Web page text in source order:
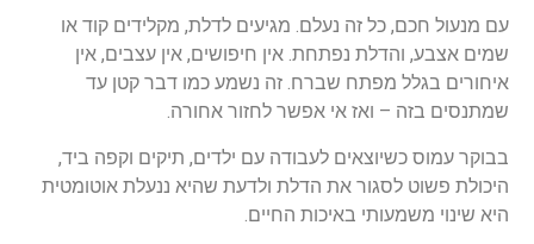
עם מנעול חכם, כל זה נעלם. מגיעים לדלת, מקלידים קוד או
שמים אצבע, והדלת נפתחת. אין חיפושים, אין עצבים, אין
איחורים בגלל מפתח שברח. זה נשמע כמו דבר קטן עד
שמתנסים בזה – ואז אי אפשר לחזור אחורה.
בבוקר עמוס כשיוצאים לעבודה עם ילדים, תיקים וקפה ביד,
היכולת פשוט לסגור את הדלת ולדעת שהיא ננעלת אוטומטית
היא שינוי משמעותי באיכות החיים.